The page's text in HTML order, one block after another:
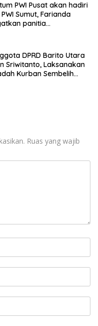
PWI Pusat akan hadiri
PWI Sumut, Farianda
panitia
DPRD Barito Utara
Sriwitanto, Laksanakan
Kurban Sembelih
Ruas yang wajib